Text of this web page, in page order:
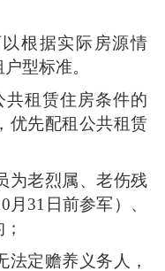
根据实际房源情
型标准。
共租赁住房条件的
优先配租公共租赁
为老烈属、老伤残
31日前参军）、
法定赡养义务人，